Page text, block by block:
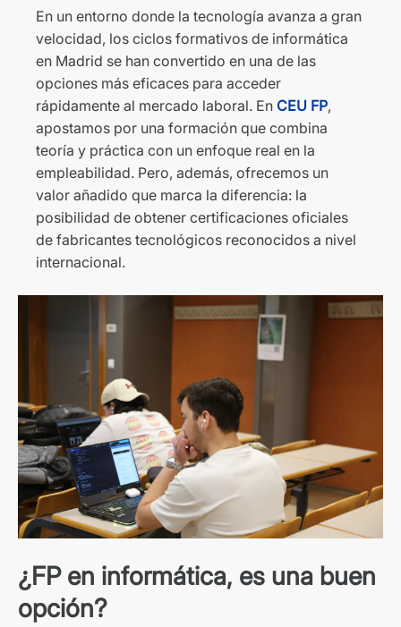
En un entorno donde la tecnología avanza a gran
velocidad, los ciclos formativos de informática
en Madrid se han convertido en una de las
opciones más eficaces para acceder
rápidamente al mercado laboral. En CEU FP,
apostamos por una formación que combina
teoría y práctica con un enfoque real en la
empleabilidad. Pero, además, ofrecemos un
valor añadido que marca la diferencia: la
posibilidad de obtener certificaciones oficiales
de fabricantes tecnológicos reconocidos a nivel
internacional.
¿FP en informática, es una buen
opción?